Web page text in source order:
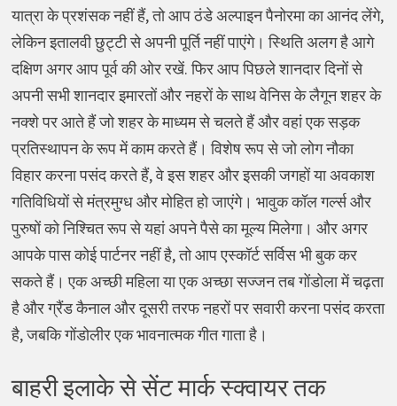
यात्रा के प्रशंसक नहीं हैं, तो आप ठंडे अल्पाइन पैनोरमा का आनंद लेंगे,
लेकिन इतालवी छुट्टी से अपनी पूर्ति नहीं पाएंगे। स्थिति अलग है आगे
दक्षिण अगर आप पूर्व की ओर रखें. फिर आप पिछले शानदार दिनों से
अपनी सभी शानदार इमारतों और नहरों के साथ वेनिस के लैगून शहर के
नक्शे पर आते हैं जो शहर के माध्यम से चलते हैं और वहां एक सड़क
प्रतिस्थापन के रूप में काम करते हैं। विशेष रूप से जो लोग नौका
विहार करना पसंद करते हैं, वे इस शहर और इसकी जगहों या अवकाश
गतिविधियों से मंत्रमुग्ध और मोहित हो जाएंगे। भावुक कॉल गर्ल्स और
पुरुषों को निश्चित रूप से यहां अपने पैसे का मूल्य मिलेगा। और अगर
आपके पास कोई पार्टनर नहीं है, तो आप एस्कॉर्ट सर्विस भी बुक कर
सकते हैं। एक अच्छी महिला या एक अच्छा सज्जन तब गोंडोला में चढ़ता
है और ग्रैंड कैनाल और दूसरी तरफ नहरों पर सवारी करना पसंद करता
है, जबकि गोंडोलीर एक भावनात्मक गीत गाता है।
बाहरी इलाके से सेंट मार्क स्क्वायर तक